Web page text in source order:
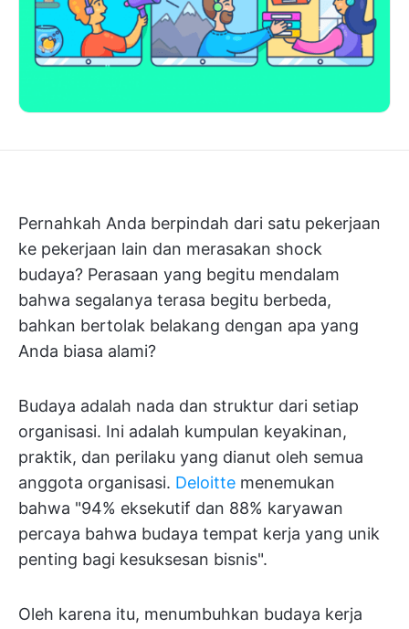
Pernahkah Anda berpindah dari satu pekerjaan
ke pekerjaan lain dan merasakan shock
budaya? Perasaan yang begitu mendalam
bahwa segalanya terasa begitu berbeda,
bahkan bertolak belakang dengan apa yang
Anda biasa alami?
Budaya adalah nada dan struktur dari setiap
organisasi. Ini adalah kumpulan keyakinan,
praktik, dan perilaku yang dianut oleh semua
anggota organisasi. Deloitte menemukan
bahwa "94% eksekutif dan 88% karyawan
percaya bahwa budaya tempat kerja yang unik
penting bagi kesuksesan bisnis".
Oleh karena itu, menumbuhkan budaya kerja